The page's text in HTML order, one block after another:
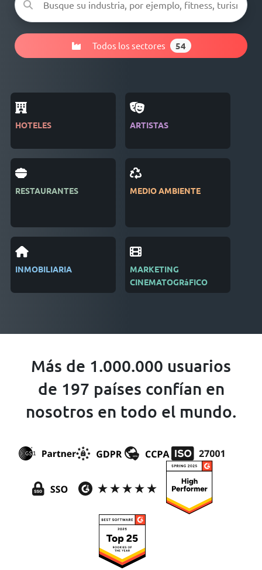
Todos los sectores 54
HOTELES
RESTAURANTES
INMOBILIARIA
ARTISTAS
MEDIO AMBIENTE
MARKETING
CINEMATOGRáFICO
Más de 1.000.000 usuarios
de 197 países confían en
nosotros en todo el mundo.